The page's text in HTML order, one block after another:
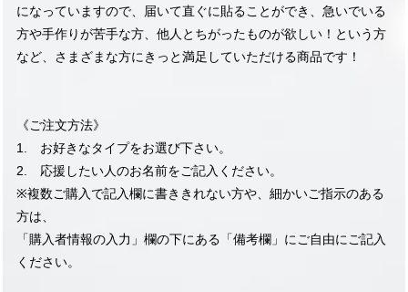
になっていますので、届いて直ぐに貼ることができ、急いでいる
方や手作りが苦手な方、他人とちがったものが欲しい！という方
など、さまざまな方にきっと満足していただける商品です！
《ご注文方法》
1. お好きなタイプをお選び下さい。
2. 応援したい人のお名前をご記入ください。
※複数ご購入で記入欄に書ききれない方や、細かいご指示のある
方は、
「購入者情報の入力」欄の下にある「備考欄」にご自由にご記入
ください。